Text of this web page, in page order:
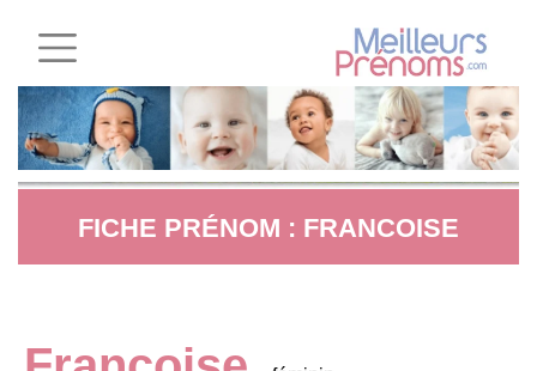
FICHE PRÉNOM : FRANCOISE